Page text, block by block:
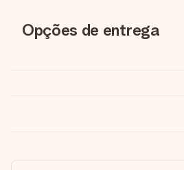
Opções de entrega